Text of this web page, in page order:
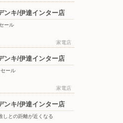
ンキ/伊達インター店
ール
家電店
ンキ/伊達インター店
ール
家電店
ンキ/伊達インター店
しとの距離が近くなる